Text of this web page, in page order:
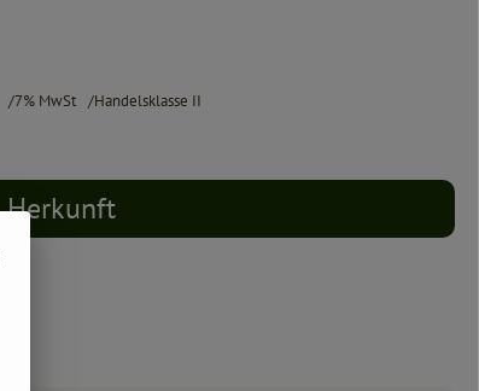
7% MwSt Handelsklasse II
Herkunft